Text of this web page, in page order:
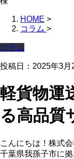
HOME >
コラム >
コラム
投稿日：2025年3月
軽貨物運
る高品質
こんにちは！株式
千葉県我孫子市に